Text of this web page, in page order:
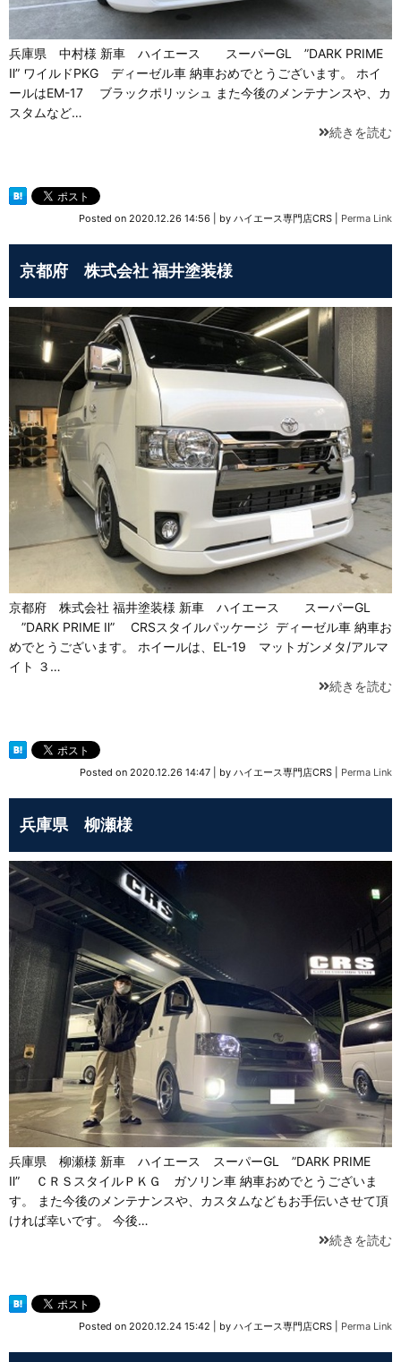
兵庫県 中村様 新車 ハイエース スーパーGL ”DARK PRIME
Ⅱ” ワイルドPKG ディーゼル車 納車おめでとうございます。 ホイ
ールはEM-17 ブラックポリッシュ また今後のメンテナンスや、カ
スタムなど…
続きを読む
Posted on 2020.12.26 14:56 by ハイエース専門店CRS Perma Link
京都府 株式会社 福井塗装様
京都府 株式会社 福井塗装様 新車 ハイエース スーパーGL
”DARK PRIME Ⅱ” CRSスタイルパッケージ ディーゼル車 納車お
めでとうございます。 ホイールは、EL-19 マットガンメタ/アルマ
イト ３…
続きを読む
Posted on 2020.12.26 14:47 by ハイエース専門店CRS Perma Link
兵庫県 柳瀬様
兵庫県 柳瀬様 新車 ハイエース スーパーGL ”DARK PRIME
Ⅱ” ＣＲＳスタイルＰＫＧ ガソリン車 納車おめでとうございま
す。 また今後のメンテナンスや、カスタムなどもお手伝いさせて頂
ければ幸いです。 今後…
続きを読む
Posted on 2020.12.24 15:42 by ハイエース専門店CRS Perma Link